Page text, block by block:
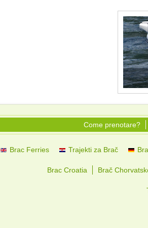
Come prenotare?
Brac Ferries Trajekti za Brač
Brac Croatia Brač